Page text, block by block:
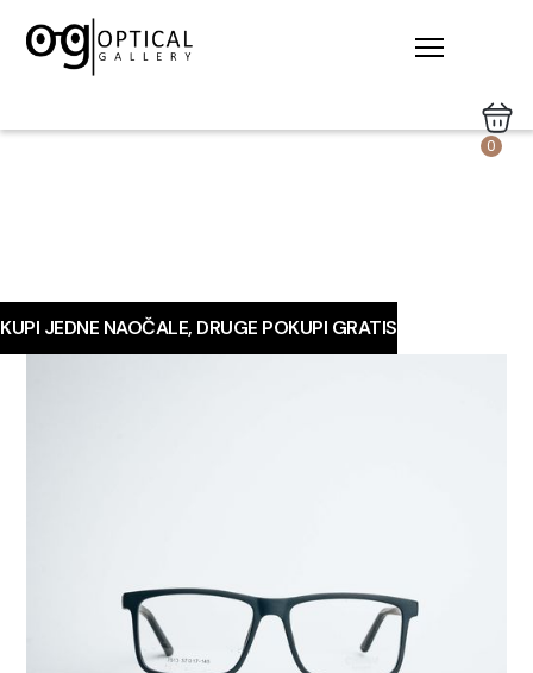
0
KUPI JEDNE NAOČALE, DRUGE POKUPI GRATIS